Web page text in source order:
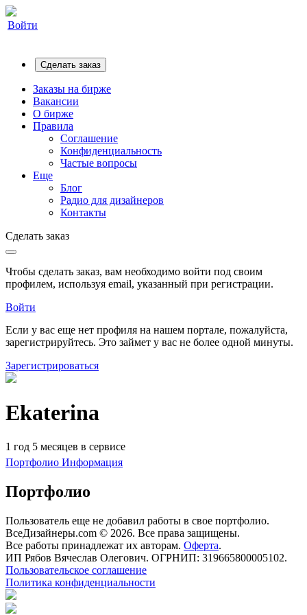
Войти
Сделать заказ
Заказы на бирже
Вакансии
О бирже
Правила
Соглашение
Конфиденциальность
Частые вопросы
Еще
Блог
Радио для дизайнеров
Контакты
Сделать заказ
Чтобы сделать заказ, вам необходимо войти под своим
профилем, используя email, указанный при регистрации.
Войти
Если у вас еще нет профиля на нашем портале, пожалуйста,
зарегистрируйтесь. Это займет у вас не более одной минуты.
Зарегистрироваться
Ekaterina
1 год 5 месяцев в сервисе
Портфолио Информация
Портфолио
Пользователь еще не добавил работы в свое портфолио.
ВсеДизайнеры.com © 2026. Все права защищены.
Все работы принадлежат их авторам. Оферта.
ИП Рябов Вячеслав Олегович. ОГРНИП: 319665800005102.
Пользовательское соглашение
Политика конфиденциальности